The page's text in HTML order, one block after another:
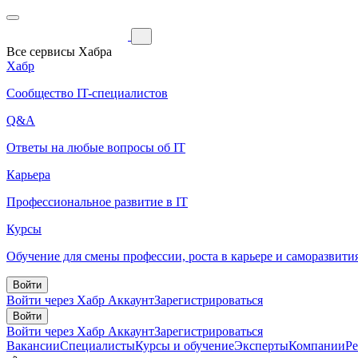
Все сервисы Хабра
Хабр
Сообщество IT-специалистов
Q&A
Ответы на любые вопросы об IT
Карьера
Профессиональное развитие в IT
Курсы
Обучение для смены профессии, роста в карьере и
Войти
Войти через Хабр АккаунтЗарегистрироваться
Войти
Войти через Хабр АккаунтЗарегистрироваться
ВакансииСпециалистыКурсы и обучениеЭкспертыКомпании